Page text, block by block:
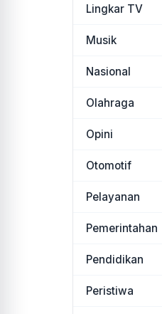
Lingkar TV
Musik
Nasional
Olahraga
Opini
Otomotif
Pelayanan
Pemerintahan
Pendidikan
Peristiwa